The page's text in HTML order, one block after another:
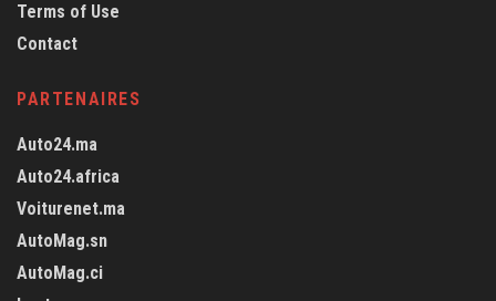
Terms of Use
Contact
PARTENAIRES
Auto24.ma
Auto24.africa
Voiturenet.ma
AutoMag.sn
AutoMag.ci